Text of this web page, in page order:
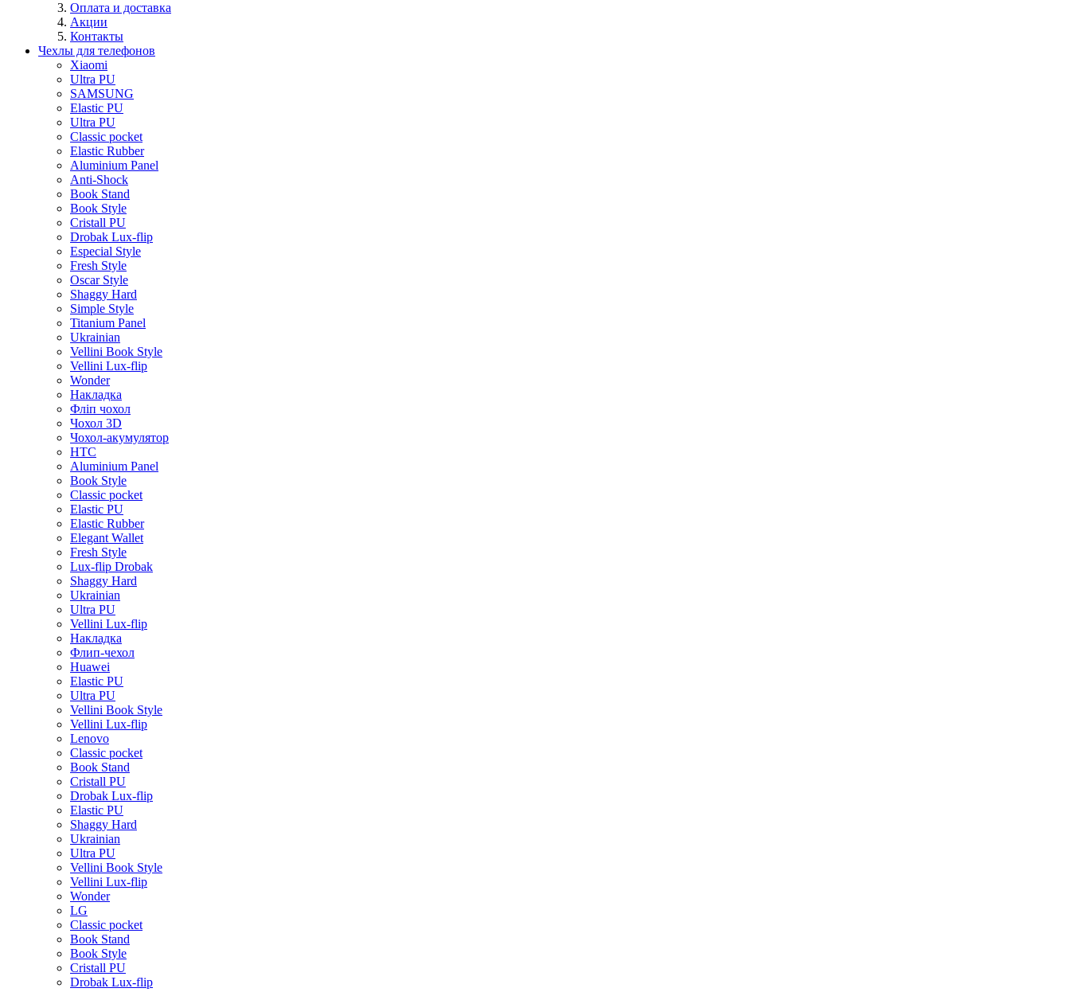
Оплата и доставка
Акции
Контакты
Чехлы для телефонов
Xiaomi
Ultra PU
SAMSUNG
Elastic PU
Ultra PU
Classic pocket
Elastic Rubber
Aluminium Panel
Anti-Shock
Book Stand
Book Style
Cristall PU
Drobak Lux-flip
Especial Style
Fresh Style
Oscar Style
Shaggy Hard
Simple Style
Titanium Panel
Ukrainian
Vellini Book Style
Vellini Lux-flip
Wonder
Накладка
Фліп чохол
Чохол 3D
Чохол-акумулятор
HTC
Aluminium Panel
Book Style
Classic pocket
Elastic PU
Elastic Rubber
Elegant Wallet
Fresh Style
Lux-flip Drobak
Shaggy Hard
Ukrainian
Ultra PU
Vellini Lux-flip
Накладка
Флип-чехол
Huawei
Elastic PU
Ultra PU
Vellini Book Style
Vellini Lux-flip
Lenovo
Classic pocket
Book Stand
Cristall PU
Drobak Lux-flip
Elastic PU
Shaggy Hard
Ukrainian
Ultra PU
Vellini Book Style
Vellini Lux-flip
Wonder
LG
Classic pocket
Book Stand
Book Style
Cristall PU
Drobak Lux-flip